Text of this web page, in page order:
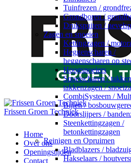
Frissen Groen Techniek
Home
Over ons
Openingstijden
Contact
Tuinfrezen /
Grondboren /
Drukspuiten /
Zagen en snoeien
Kettingzagen /
Heggenscharen /
heggenscharen op
Hoogsnoeiers
Snoeischaren /
takkenzagen /
CombiSysteem /
Bijlen /
Doorslijpers /
Steenkettingzagen /
betonkettingzagen
Reinigen en Opruimen
Bladblazers /
Hakselaars /